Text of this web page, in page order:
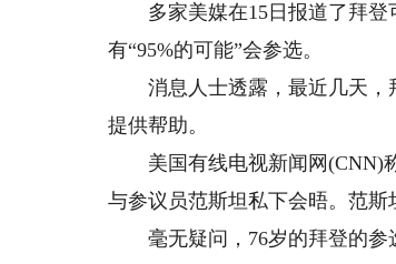
多家美媒在15日报道了拜登
有“95%的可能”会参选。
消息人士透露，最近几天，
提供帮助。
美国有线电视新闻网(CNN)称
与参议员范斯坦私下会晤。范斯
毫无疑问，76岁的拜登的参